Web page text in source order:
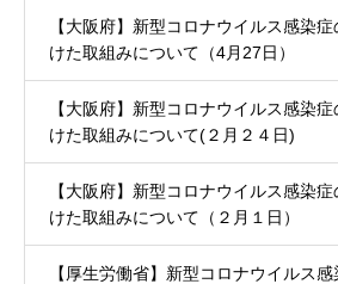
【大阪府】新型コロナウイルス感染
けた取組みについて（4月27日）
【大阪府】新型コロナウイルス感染
けた取組みについて(２月２４日)
【大阪府】新型コロナウイルス感染
けた取組みについて（２月１日）
【厚生労働省】新型コロナウイルス